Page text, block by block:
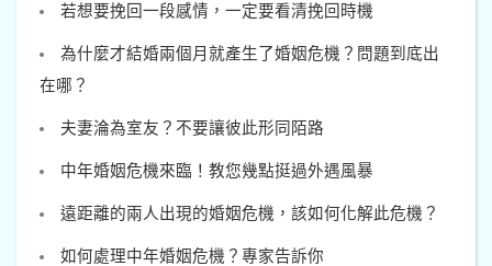
若想要挽回一段感情，一定要看清挽回時機
為什麼才結婚兩個月就產生了婚姻危機？問題到底出
在哪？
夫妻淪為室友？不要讓彼此形同陌路
中年婚姻危機來臨！教您幾點挺過外遇風暴
遠距離的兩人出現的婚姻危機，該如何化解此危機？
如何處理中年婚姻危機？專家告訴你